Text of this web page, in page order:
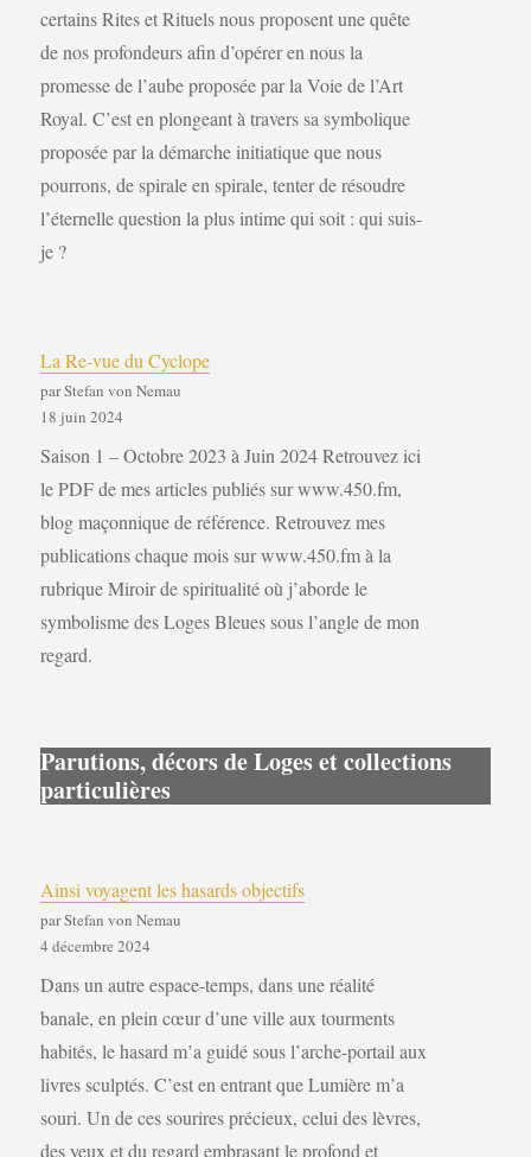
certains Rites et Rituels nous proposent une quête
de nos profondeurs afin d’opérer en nous la
promesse de l’aube proposée par la Voie de l’Art
Royal. C’est en plongeant à travers sa symbolique
proposée par la démarche initiatique que nous
pourrons, de spirale en spirale, tenter de résoudre
l’éternelle question la plus intime qui soit : qui suis-
je ?
La Re-vue du Cyclope
par Stefan von Nemau
18 juin 2024
Saison 1 – Octobre 2023 à Juin 2024 Retrouvez ici
le PDF de mes articles publiés sur www.450.fm,
blog maçonnique de référence. Retrouvez mes
publications chaque mois sur www.450.fm à la
rubrique Miroir de spiritualité où j’aborde le
symbolisme des Loges Bleues sous l’angle de mon
regard.
Parutions, décors de Loges et collections
particulières
Ainsi voyagent les hasards objectifs
par Stefan von Nemau
4 décembre 2024
Dans un autre espace-temps, dans une réalité
banale, en plein cœur d’une ville aux tourments
habités, le hasard m’a guidé sous l’arche-portail aux
livres sculptés. C’est en entrant que Lumière m’a
souri. Un de ces sourires précieux, celui des lèvres,
des yeux et du regard embrasant le profond et